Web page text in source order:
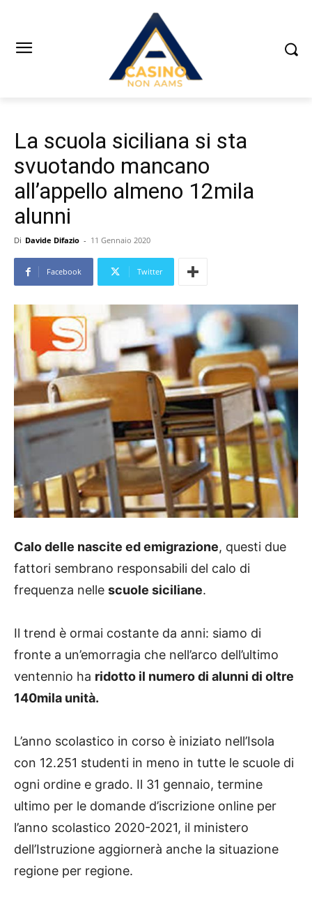
La scuola siciliana si sta
svuotando mancano
all’appello almeno 12mila
alunni
Di Davide Difazio - 11 Gennaio 2020
Facebook Twitter
Calo delle nascite ed emigrazione, questi due
fattori sembrano responsabili del calo di
frequenza nelle scuole siciliane.
Il trend è ormai costante da anni: siamo di
fronte a un’emorragia che nell’arco dell’ultimo
ventennio ha ridotto il numero di alunni di oltre
140mila unità.
L’anno scolastico in corso è iniziato nell’Isola
con 12.251 studenti in meno in tutte le scuole di
ogni ordine e grado. Il 31 gennaio, termine
ultimo per le domande d’iscrizione online per
l’anno scolastico 2020-2021, il ministero
dell’Istruzione aggiornerà anche la situazione
regione per regione.